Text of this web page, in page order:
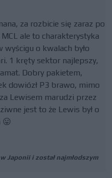
za rozbicie się zaraz po
ale to charakterystyka
o kwalach było
1 kręty sektor najlepszy,
Dobry pakietem,
dowiózł P3 brawo, mimo
Lewisem marudzi przez
jest to że Lewis był o
😛
Japonii i został najmłodszym